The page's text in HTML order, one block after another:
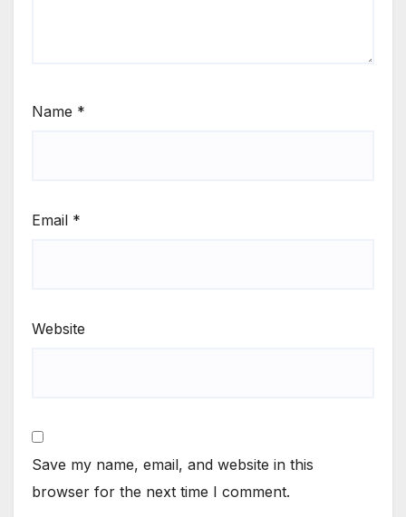
Name *
Email *
Website
Save my name, email, and website in this
browser for the next time I comment.